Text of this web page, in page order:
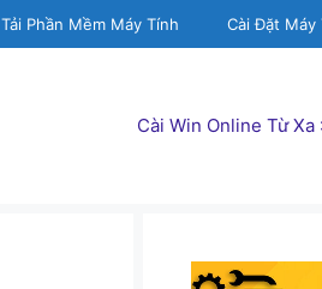
Tải Phần Mềm Máy Tính Cài Đặt Máy
Cài Win Online Từ Xa